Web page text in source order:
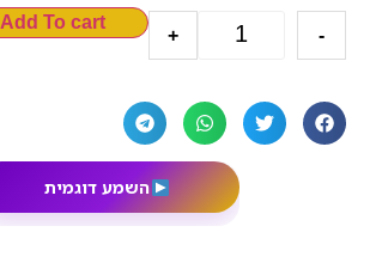
-
+
Add To cart
השמע דוגמית